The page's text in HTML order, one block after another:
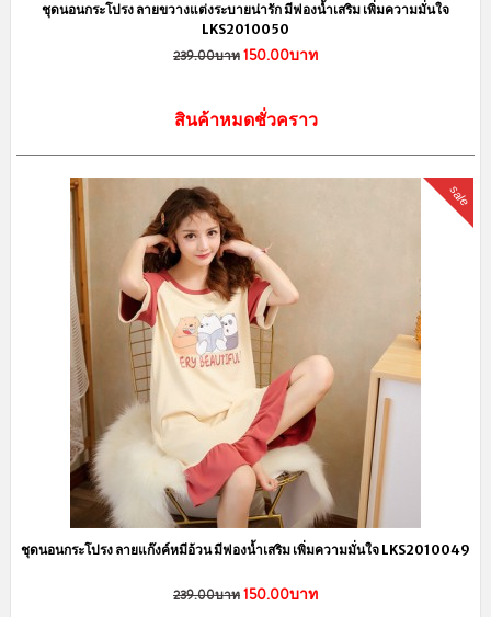
ชุดนอนกระโปรง ลายขวางแต่งระบายน่ารัก มีฟองน้ำเสริม เพิ่มความมั่นใจ
LKS2010050
239.00บาท150.00บาท
สินค้าหมดชั่วคราว
sale
ชุดนอนกระโปรง ลายแก๊งค์หมีอ้วน มีฟองน้ำเสริม เพิ่มความมั่นใจ LKS2010049
239.00บาท150.00บาท